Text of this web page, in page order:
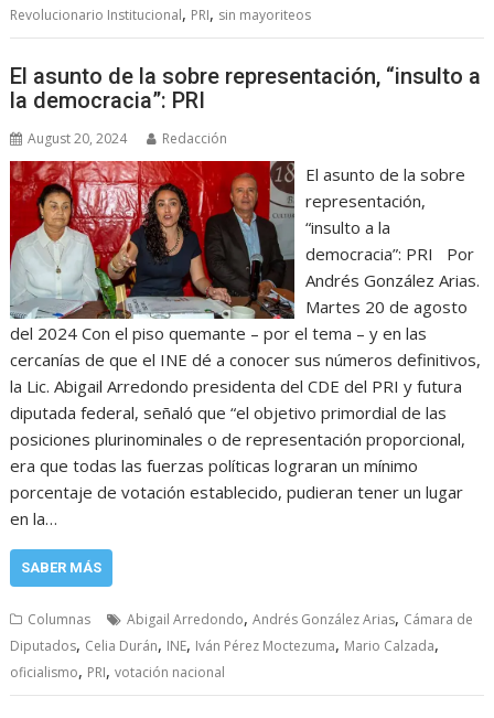
Revolucionario Institucional, PRI, sin mayoriteos
El asunto de la sobre representación, “insulto a
la democracia”: PRI
August 20, 2024 Redacción
El asunto de la sobre
representación,
“insulto a la
democracia”: PRI Por
Andrés González Arias.
Martes 20 de agosto
del 2024 Con el piso quemante – por el tema – y en las
cercanías de que el INE dé a conocer sus números definitivos,
la Lic. Abigail Arredondo presidenta del CDE del PRI y futura
diputada federal, señaló que “el objetivo primordial de las
posiciones plurinominales o de representación proporcional,
era que todas las fuerzas políticas lograran un mínimo
porcentaje de votación establecido, pudieran tener un lugar
en la…
SABER MÁS
Columnas Abigail Arredondo,Andrés González Arias, Cámara de
Diputados, Celia Durán, INE, Iván Pérez Moctezuma, Mario Calzada,
oficialismo, PRI,votación nacional